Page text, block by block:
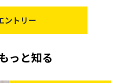
ントリー
っと知る